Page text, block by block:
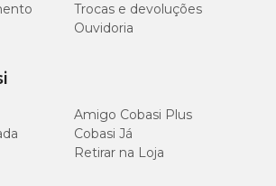
Trocas e devoluções
Ouvidoria
Amigo Cobasi Plus
Cobasi Já
Retirar na Loja